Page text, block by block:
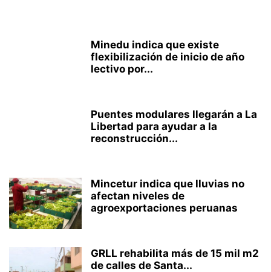
Minedu indica que existe
flexibilización de inicio de año
lectivo por...
Puentes modulares llegarán a La
Libertad para ayudar a la
reconstrucción...
Mincetur indica que lluvias no
afectan niveles de
agroexportaciones peruanas
GRLL rehabilita más de 15 mil m2
de calles de Santa...